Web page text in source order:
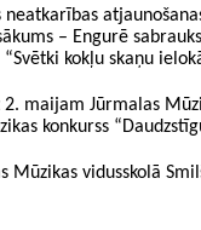
neatkarības
– Engurē
kokļu skaņu
maijam Jūrmalas
konkurss
Mūzikas vidusskolā